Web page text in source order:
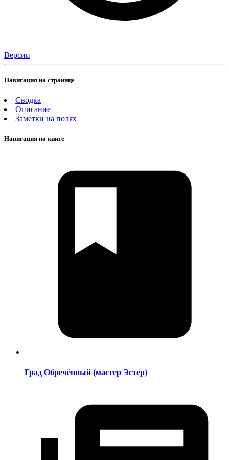
Версии
Навигация на странице
Сводка
Описание
Заметки на полях
Навигация по книге
Град Обречённый (мастер Эстер)